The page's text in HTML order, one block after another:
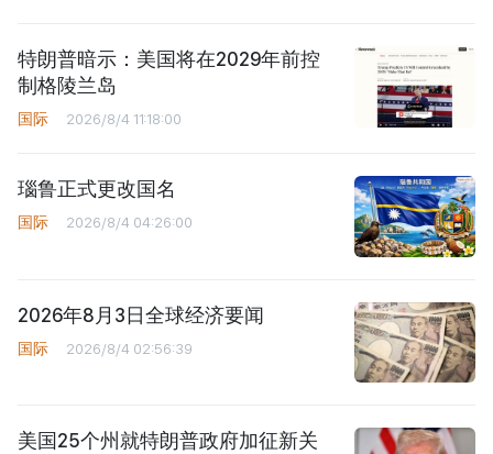
特朗普暗示：美国将在2029年前控
制格陵兰岛
国际 2026/8/4 11:18:00
瑙鲁正式更改国名
国际 2026/8/4 04:26:00
2026年8月3日全球经济要闻
国际 2026/8/4 02:56:39
美国25个州就特朗普政府加征新关